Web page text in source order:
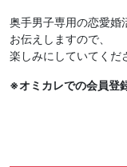
奥手男子専用の恋愛婚
お伝えしますので、
楽しみにしていてくだ
※オミカレでの会員登